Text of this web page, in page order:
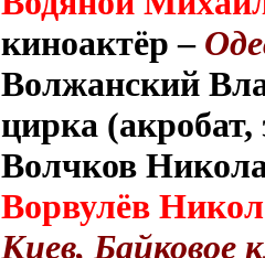
киноактёр –
Волжанский
цирка
Волчков
Ворвулёв
Киев, Байковое